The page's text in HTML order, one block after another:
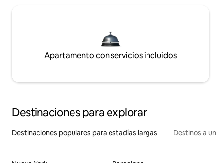
Apartamento con servicios incluidos
Destinaciones para explorar
Destinaciones populares para estadías largas Destinos a un